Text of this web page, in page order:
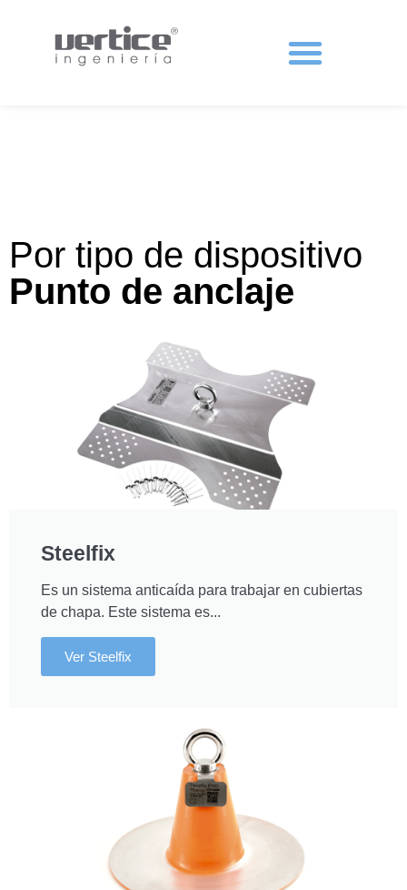
Por tipo de dispositivo
Punto de anclaje
Steelfix
Es un sistema anticaída para trabajar en cubiertas
de chapa. Este sistema es...
Ver Steelfix